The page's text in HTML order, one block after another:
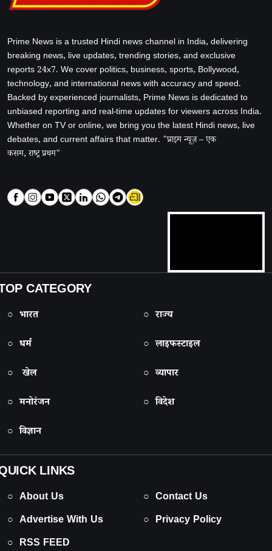
Prime News is a trusted Hindi news channel in India, delivering
breaking news, live updates, trending stories, and exclusive
reports 24x7. We cover politics, business, sports, Bollywood,
technology, and international news with accuracy and speed.
Backed by experienced journalists, Prime News is dedicated to
unbiased reporting and real-time updates for viewers across India.
Whether on TV or online, we bring you the latest Hindi news, live
debates, and current affairs that matter. "प्राइम न्यूज़ – एक
कसम, राष्ट्र प्रथम"
CATEGORY
○ भारत
○ राज्य
○ धर्म
○ लाइफस्टाइल
○ खेल
○ व्यापार
○ मनोरंजन
○ विदेश
○ विज्ञान
LINKS
○ About Us
○ Contact Us
○ Advertise With Us
○ Privacy Policy
○ RSS FEED